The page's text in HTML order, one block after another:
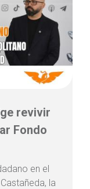
revivir
Fondo
en el
la